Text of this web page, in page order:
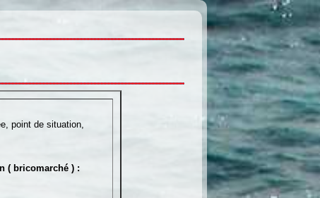
point de situation,
( bricomarché ) :